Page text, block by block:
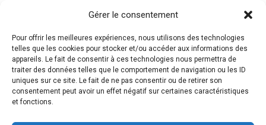
Gérer le consentement
Pour offrir les meilleures expériences, nous utilisons des technologies
telles que les cookies pour stocker et/ou accéder aux informations des
appareils. Le fait de consentir à ces technologies nous permettra de
traiter des données telles que le comportement de navigation ou les ID
uniques sur ce site. Le fait de ne pas consentir ou de retirer son
consentement peut avoir un effet négatif sur certaines caractéristiques
et fonctions.
[CINÉMA] Ciné Express #2
AUCUNE RÉPONSE
Charger Des Entrées Supplémentaires Taguées De Cette
Façon…